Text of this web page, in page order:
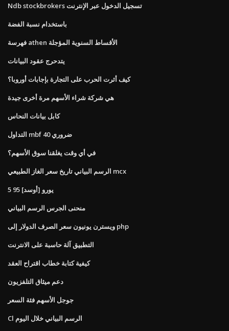
Ndb stockbrokers تسجيل الدخول عبر الإنترنت
باستخدام نسبة الفضة
فهرسة athen الأقساط السنوية المؤجلة
يتدحرج عقود البيانات
كيف أثرت الحرب على التجارة بإجابات أوروبا؟
هي شركة شراء الأسهم مرة أخرى جيدة
كابل بيانات النحاس
التداول mbf ضروري 40
في أي وقت يغلقنا سوق الأسهم؟
الرسم البياني تاريخ سعر الغاز الطبيعي mcx
5 95 [أوسد] يورو
منحنى الجرس الرسم البياني
ويسترن يونيون سعر الصرف الدولار إلى php
التطبيق آلة حاسبة على الانترنت
كيفية كتابة خطاب اقتراح العقد
دعم ميثاق التلفزيون
جوجل الأسهم فئة السعر
Cl الرسم البياني خلال اليوم